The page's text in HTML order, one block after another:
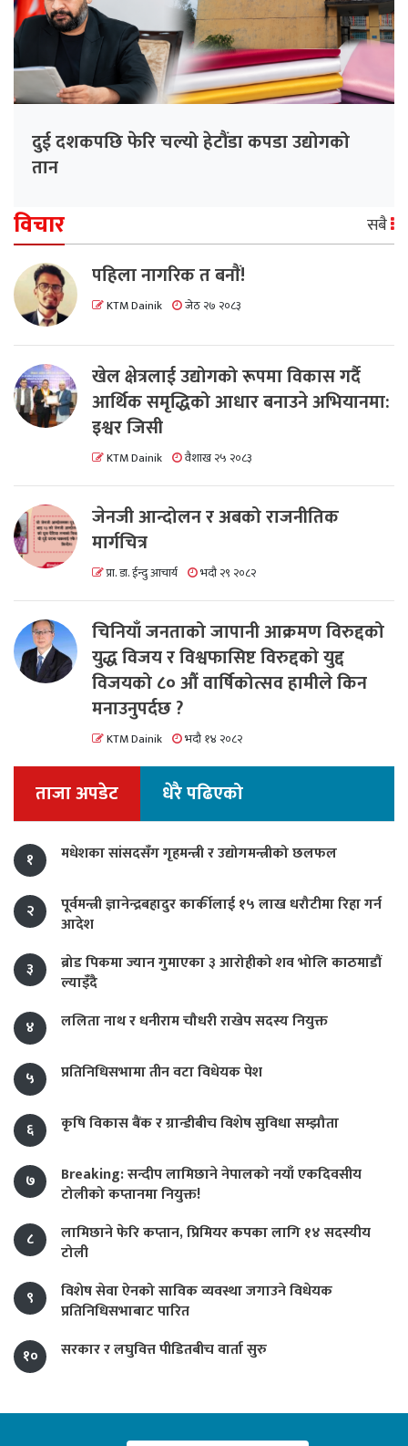
दुई दशकपछि फेरि चल्यो हेटौंडा कपडा उद्योगको
तान
विचार सबै
पहिला नागरिक त बनाैं!
KTM Dainik जेठ २७ २०८३
खेल क्षेत्रलाई उद्योगको रूपमा विकास गर्दै
आर्थिक समृद्धिको आधार बनाउने अभियानमा:
इश्वर जिसी
KTM Dainik वैशाख २५ २०८३
जेनजी आन्दोलन र अबको राजनीतिक
मार्गचित्र
प्रा. डा. ईन्दु आचार्य भदौ २९ २०८२
चिनियाँ जनताको जापानी आक्रमण विरुद्दको
युद्ध विजय र विश्वफासिष्ट विरुद्दको युद्द
विजयको ८० औं वार्षिकोत्सव हामीले किन
मनाउनुपर्दछ ?
KTM Dainik भदौ १४ २०८२
ताजा अपडेट धेरै पढिएको
१ मधेशका सांसदसँग गृहमन्त्री र उद्योगमन्त्रीको छलफल
२
पूर्वमन्त्री ज्ञानेन्द्रबहादुर कार्कीलाई १५ लाख धरौटीमा रिहा गर्न
आदेश
३
ब्रोड पिकमा ज्यान गुमाएका ३ आरोहीको शव भोलि काठमाडौं
ल्याइँदै
४
ललिता नाथ र धनीराम चौधरी राखेप सदस्य नियुक्त
५ प्रतिनिधिसभामा तीन वटा विधेयक पेश
६ कृषि विकास बैंक र ग्रान्डीबीच विशेष सुविधा सम्झौता
७
Breaking: सन्दीप लामिछाने नेपालको नयाँ एकदिवसीय
टोलीको कप्तानमा नियुक्त!
८
लामिछाने फेरि कप्तान, प्रिमियर कपका लागि १४ सदस्यीय
टोली
९
विशेष सेवा ऐनको साविक व्यवस्था जगाउने विधेयक
प्रतिनिधिसभाबाट पारित
१०
सरकार र लघुवित्त पीडितबीच वार्ता सुरु